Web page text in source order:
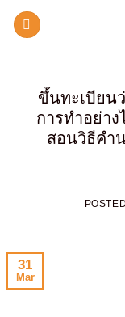
Skip
ขึ้นทะเบียน
การทำอย่า
สอนวิธีคำ
31
Mar